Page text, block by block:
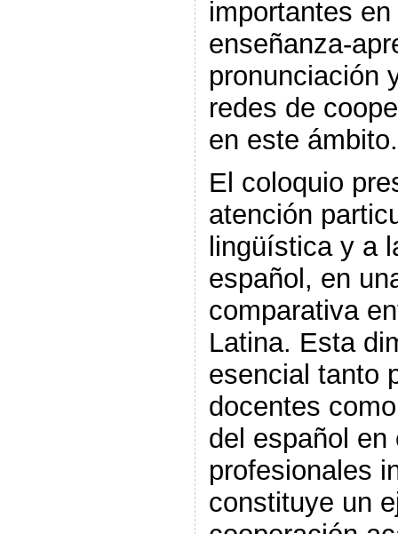
importantes
enseñanza-
pronunciación
redes de
en este ámbito.
El coloquio
atención
lingüística y a
español, en
comparativa
Latina. Esta
esencial tanto
docentes
del español en
profesionales
constituye un